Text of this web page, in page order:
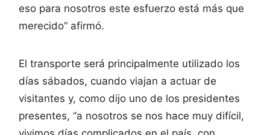
eso para nosotros este esfuerzo está más que
merecido” afirmó.
El transporte será principalmente utilizado los
días sábados, cuando viajan a actuar de
visitantes y, como dijo uno de los presidentes
presentes, “a nosotros se nos hace muy difícil,